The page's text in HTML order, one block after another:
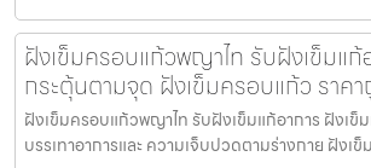
ฝังเข็มครอบแก้วพญาไท รับฝังเข็มแก้
กระตุ้นตามจุด ฝังเข็มครอบแก้ว ราค
ฝังเข็มครอบแก้วพญาไท รับฝังเข็มแก้อาการ ฝังเข็
บรรเทาอาการและ ความเจ็บปวดตามร่างกาย ฝังเ